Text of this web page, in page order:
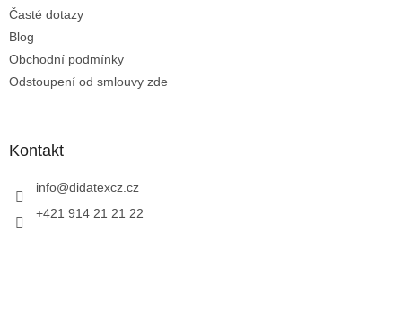
Časté dotazy
Blog
Obchodní podmínky
Odstoupení od smlouvy zde
Kontakt
info@didatexcz.cz
+421 914 21 21 22